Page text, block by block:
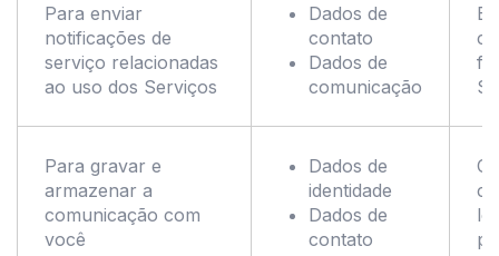
Para enviar
notificações de
serviço relacionadas
ao uso dos Serviços
Dados de
contato
Dados de
comunicação
Para gravar e
armazenar a
comunicação com
você
Dados de
identidade
Dados de
contato